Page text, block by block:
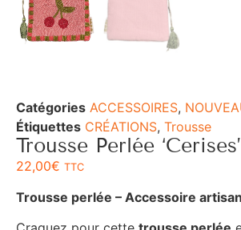
Catégories ACCESSOIRES,
Étiquettes CRÉATIONS, Trousse
Trousse Perlée ‘Cerises’
22,00€ TTC
Trousse perlée – Accessoire